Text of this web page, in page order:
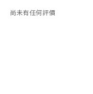
尚未有任何評價